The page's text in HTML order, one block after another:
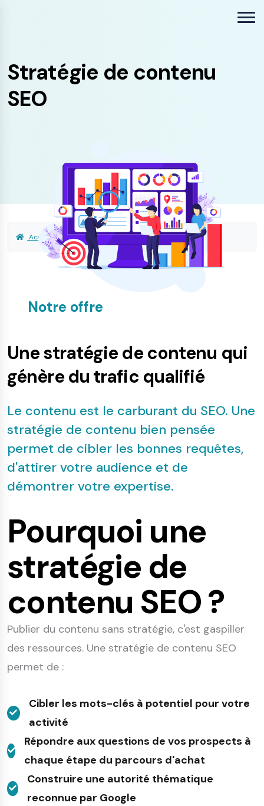
Stratégie de contenu
SEO
Accueil Ressources SEO Stratégie de contenu SEO
Notre offre
Une stratégie de contenu qui
génère du trafic qualifié
Le contenu est le carburant du SEO. Une
stratégie de contenu bien pensée
permet de cibler les bonnes requêtes,
d'attirer votre audience et de
démontrer votre expertise.
Pourquoi une
stratégie de
contenu SEO ?
Publier du contenu sans stratégie, c'est gaspiller
des ressources. Une stratégie de contenu SEO
permet de :
Cibler les mots-clés à potentiel pour votre
activité
Répondre aux questions de vos prospects à
chaque étape du parcours d'achat
Construire une autorité thématique
reconnue par Google